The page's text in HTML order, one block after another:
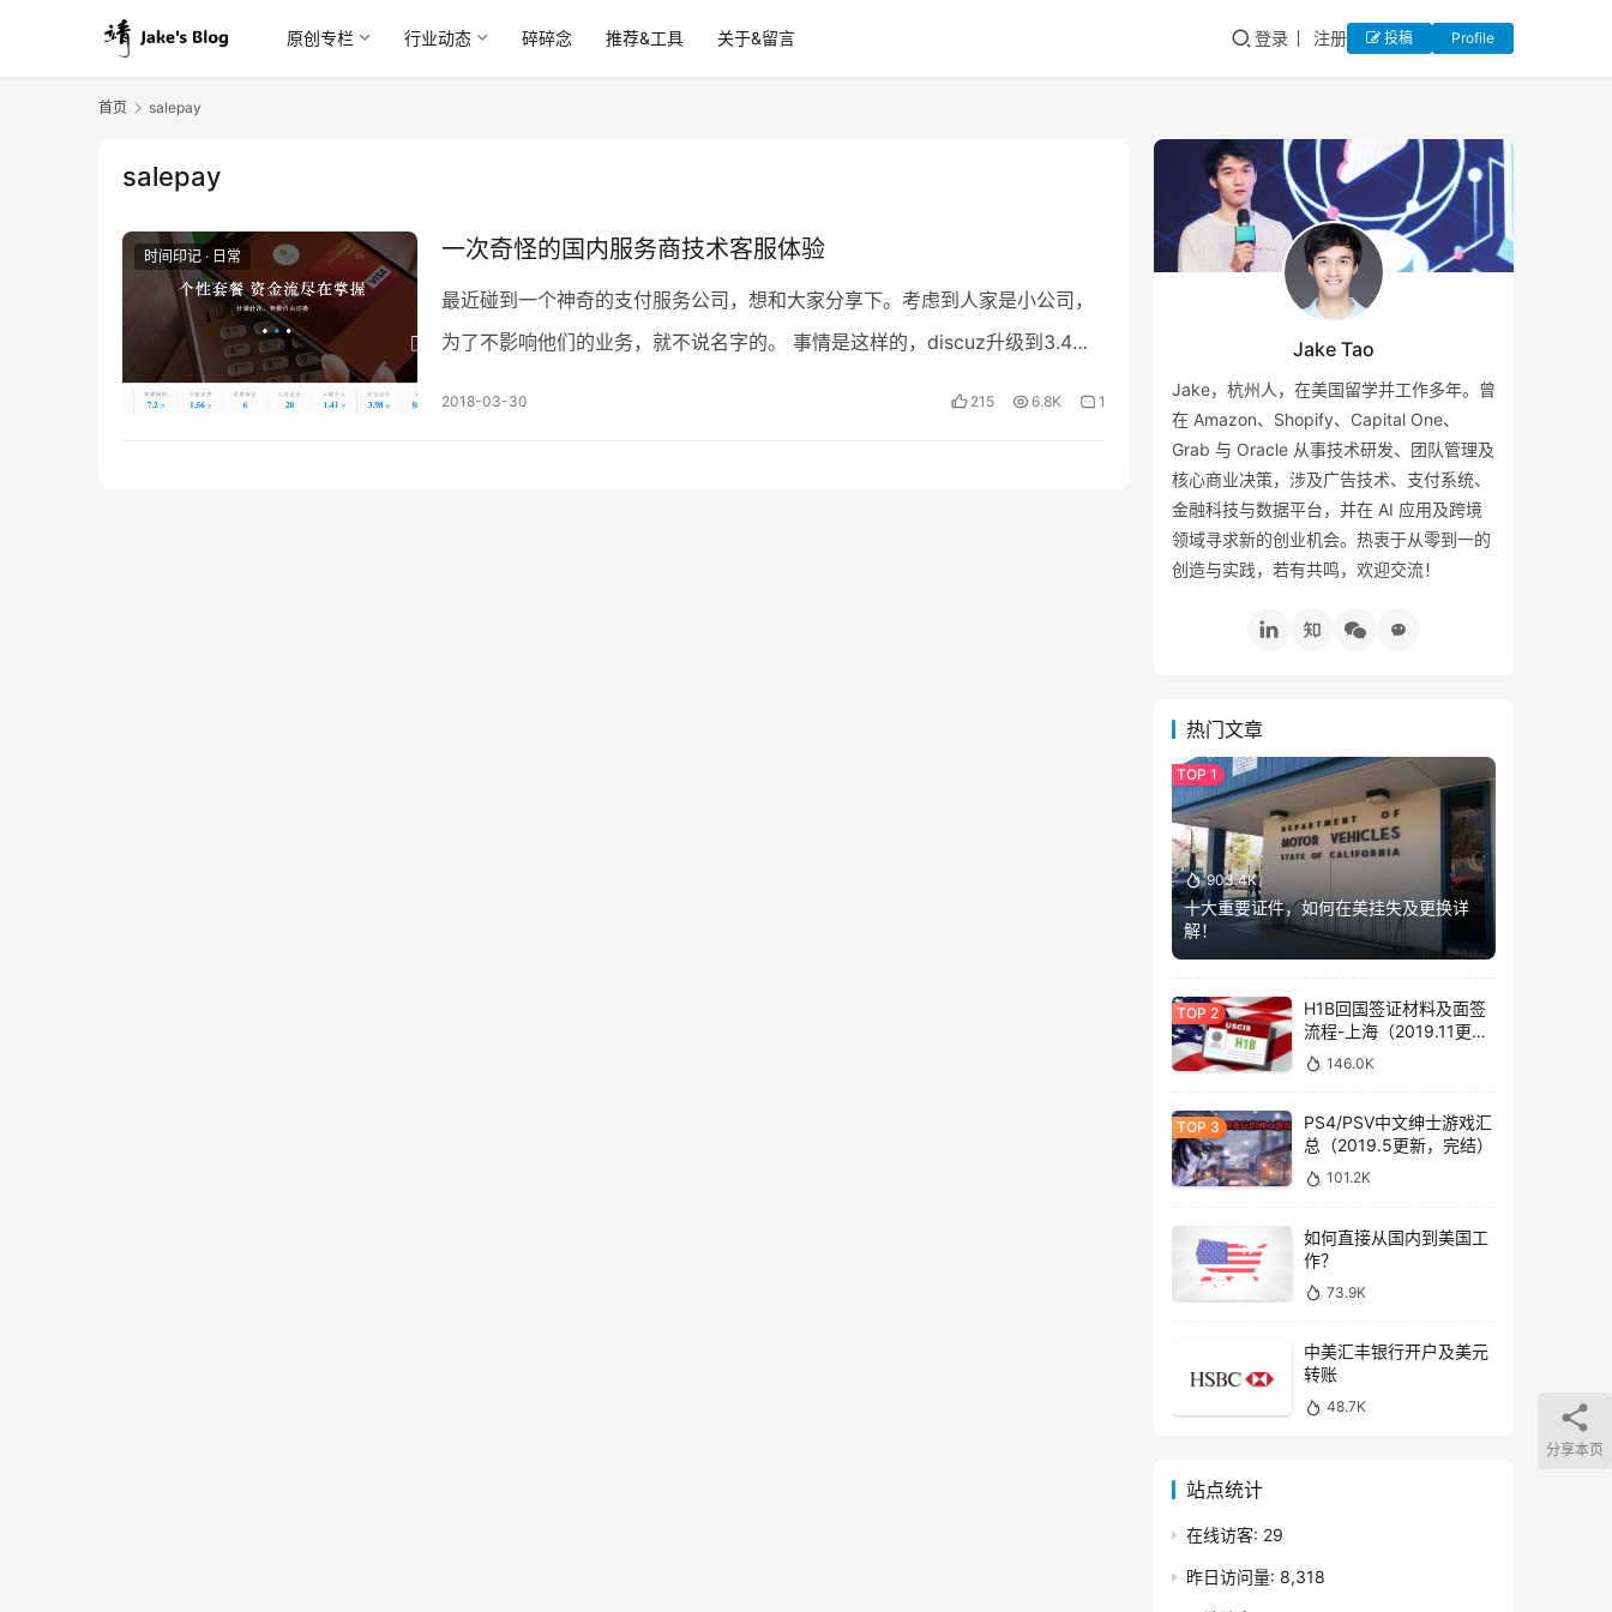
原创专栏 行业动态 碎碎念 推荐&工具 关于&留言 登录 注册 投稿 Profile
首页 salepay
salepay
时间印记 · 日常 一次奇怪的国内服务商技术客服体验
最近碰到一个神奇的支付服务公司，想和大家分享下。考虑到人家是小公司，
为了不影响他们的业务，就不说名字的。 事情是这样的，discuz升级到3.4之
2018-03-30 215 6.8K 1
Jake Tao
Jake，杭州人，在美国留学并工作多年。曾
在 Amazon、Shopify、Capital One、
Grab 与 Oracle 从事技术研发、团队管理及
核心商业决策，涉及广告技术、支付系统、
金融科技与数据平台，并在 AI 应用及跨境
领域寻求新的创业机会。热衷于从零到一的
创造与实践，若有共鸣，欢迎交流！
热门文章
903.4K
十大重要证件，如何在美挂失及更换详
解！
H1B回国签证材料及面签
流程-上海（2019.11更
新）146.0K
PS4/PSV中文绅士游戏汇
总（2019.5更新，完结）
101.2K
如何直接从国内到美国工
作？
73.9K
中美汇丰银行开户及美元
转账
48.7K
站点统计
在线访客: 29
昨日访问量: 8,318
分享本页